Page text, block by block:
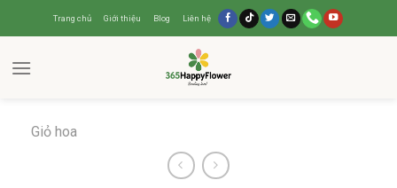
Trang chủ Giới thiệu Blog Liên hệ
Giỏ hoa